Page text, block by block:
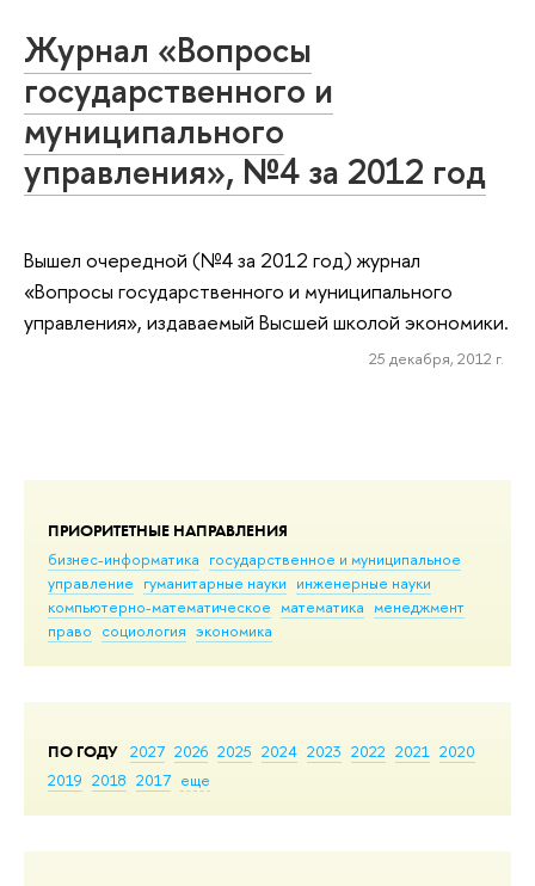
ПРИОРИТЕТНЫЕ НАПРАВЛЕНИЯ
бизнес-информатика государственное и муниципальное
управление гуманитарные науки инженерные науки
компьютерно-математическое математика менеджмент
право социология экономика
ПО ГОДУ 2027 2026 2025 2024 2023 2022 2021 2020
2019 2018 2017 еще
Журнал «Вопросы
государственного и
муниципального
управления», №4 за 2012 год
Вышел очередной (№4 за 2012 год) журнал
«Вопросы государственного и муниципального
управления», издаваемый Высшей школой экономики.
25 декабря, 2012 г.